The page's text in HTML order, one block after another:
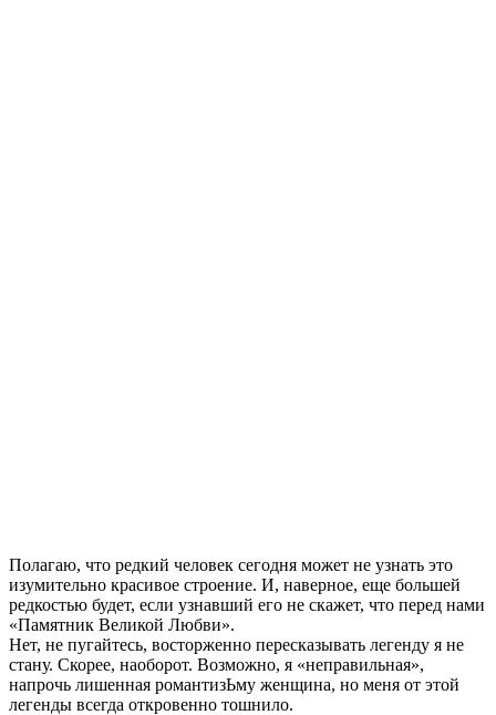
Полагаю, что редкий человек сегодня может не узнать это
изумительно красивое строение. И, наверное, еще большей
редкостью будет, если узнавший его не скажет, что перед нами
«Памятник Великой Любви».
Нет, не пугайтесь, восторженно пересказывать легенду я не
стану. Скорее, наоборот. Возможно, я «неправильная»,
напрочь лишенная романтизЬму женщина, но меня от этой
легенды всегда откровенно тошнило.